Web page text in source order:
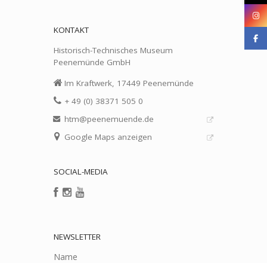
KONTAKT
Historisch-Technisches Museum
Peenemünde GmbH
Im Kraftwerk, 17449 Peenemünde
+ 49 (0) 38371 505 0
htm@peenemuende.de
Google Maps anzeigen
SOCIAL-MEDIA
NEWSLETTER
Name